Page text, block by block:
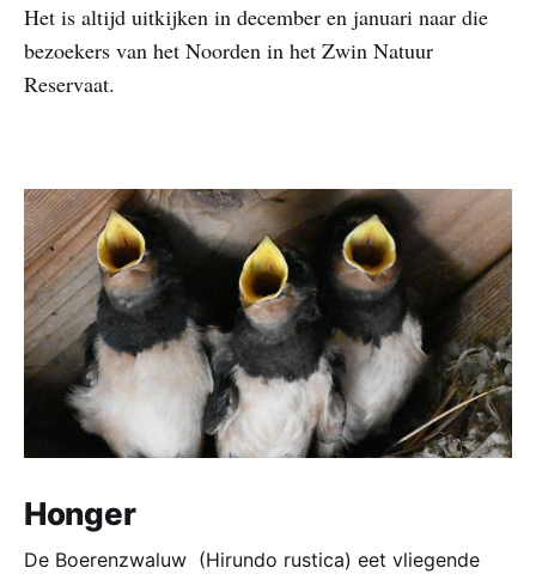
Het is altijd uitkijken in december en januari naar die
bezoekers van het Noorden in het Zwin Natuur
Reservaat.
Honger
De Boerenzwaluw (Hirundo rustica) eet vliegende